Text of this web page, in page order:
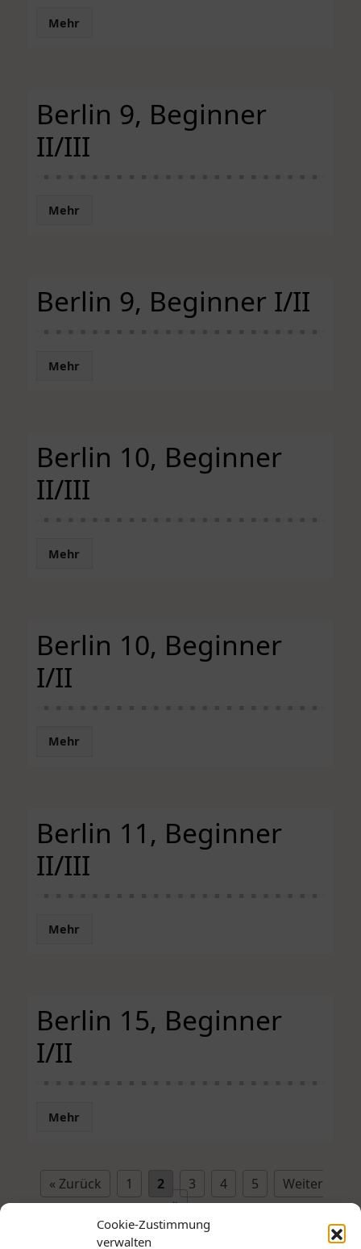
Cookie-Zustimmung
verwalten
Mehr
Berlin 9, Beginner
II/III
Mehr
Berlin 9, Beginner I/II
Mehr
Berlin 10, Beginner
II/III
Mehr
Berlin 10, Beginner
I/II
Mehr
Berlin 11, Beginner
II/III
Mehr
Berlin 15, Beginner
I/II
Mehr
« Zurück 1 2 3 4 5
Weiter
»